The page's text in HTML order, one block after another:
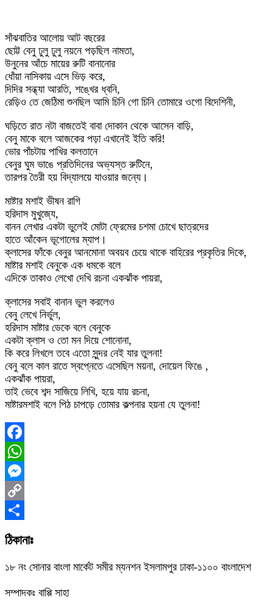
সাঁঝবাতির আলোয় আট বছরের
ছোট্ট বেনু ঢুলু ঢুলু নয়নে পড়ছিল নামতা,
উনুনের আঁচে মায়ের রুটি বানানোর
ধোঁয়া নাসিকায় এসে ভিড় করে,
দিদির সন্ধ্যা আরতি, শঙ্খের ধ্বনি,
রেড়িও তে জেঠিমা শুনছিল আমি চিনি গো চিনি তোমারে ওগো বিদেশিনী,
ঘড়িতে রাত নটা বাজতেই বাবা দোকান থেকে আসেন বাড়ি,
বেনু মাকে বলে আজকের পড়া এখানেই ইতি করি!
ভোর পাঁচটায় পাখির কলতানে
বেনুর ঘুম ভাঙে প্রতিদিনের অভ্যস্ত রুটিনে,
তারপর তৈরী হয় বিদ্যালয়ে যাওয়ার জন্যে।
মাষ্টার মশাই ভীষন রাগি
হরিদাস মুখুজ্যে,
বানন লেখার একটা ভুলেই মোটা ফ্রেমের চশমা চোখে ছাত্রদের
হাতে আঁকেন ভূগোলের ম্যাপ।
ক্লাসের ফাঁকে বেনুর আনমোনা অবয়ব চেয়ে থাকে বাহিরের প্রকৃতির দিকে,
মাষ্টার মশাই বেনুকে এক ধমকে বলে
এদিকে তাকাও লেখো দেখি রচনা একঝাঁক পায়রা,
ক্লাসের সবাই বানান ভুল করলেও
বেনু লেখে নির্ভুল,
হরিদাস মাষ্টার ডেকে বলে বেনুকে
একটা ক্লাস ও তো মন দিয়ে শোনোনা,
কি করে লিখলে তবে এতো সুন্দর নেই যার তুলনা!
বেনু বলে কাল রাতে স্বপ্নেতে এসেছিল ময়না, দোয়েল ফিঙে ,
একঝাঁক পায়রা,
তাই ভেবে শব্দ সাজিয়ে লিখি, হয়ে যায় রচনা,
মাষ্টারমশাই বলে পিঠ চাপড়ে তোমার কল্পনার হয়না যে তুলনা!
Facebook
WhatsApp
Messenger
Copy
Link
Share
ঠিকানাঃ
১৮ নং সোনার বাংলা মার্কেট সমীর ম্যনশন ইসলামপুর ঢাকা-১১০০ বাংলাদেশ
সম্পাদকঃ বাপ্পি সাহা